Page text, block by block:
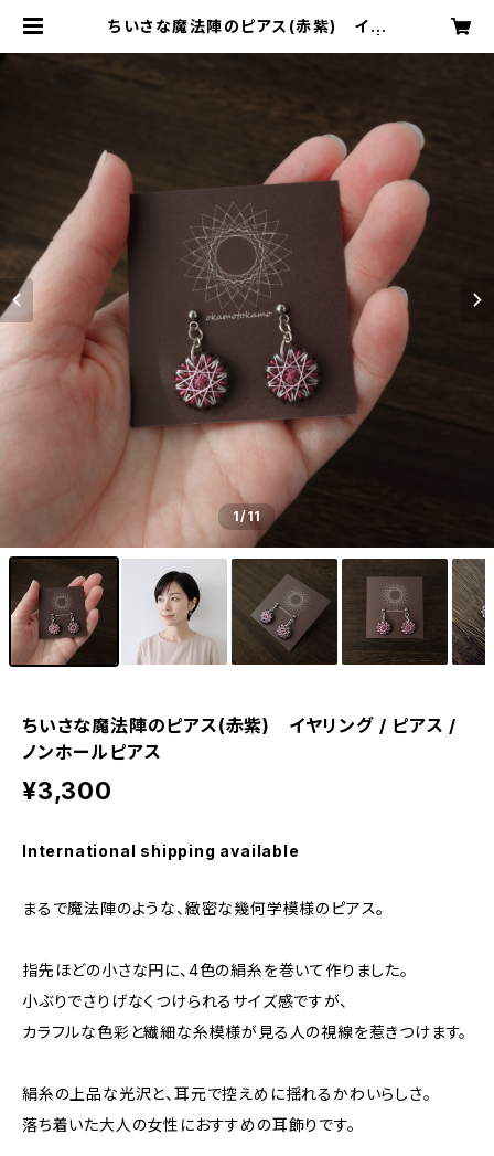
ちいさな魔法陣のピアス(赤紫) イヤ
1/11
ちいさな魔法陣のピアス(赤紫) イヤリング / ピアス /
ノンホールピアス
¥3,300
International shipping available
まるで魔法陣のような、緻密な幾何学模様のピアス。
指先ほどの小さな円に、4色の絹糸を巻いて作りました。
小ぶりでさりげなくつけられるサイズ感ですが、
カラフルな色彩と繊細な糸模様が見る人の視線を惹きつけます。
絹糸の上品な光沢と、耳元で控えめに揺れるかわいらしさ。
落ち着いた大人の女性におすすめの耳飾りです。